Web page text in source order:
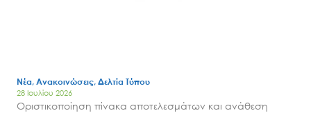
Νέα, Ανακοινώσεις, Δελτία Τύπου
28 Ιουλίου 2026
Οριστικοποίηση πίνακα αποτελεσμάτων και ανάθεση